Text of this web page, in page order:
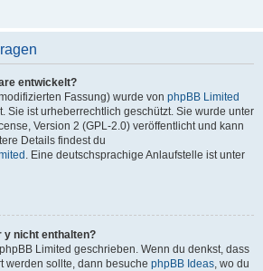
entwickelt?
Fassung) wurde von phpBB Limited
Sie ist urheberrechtlich geschützt. Sie wurde unter
Version 2 (GPL-2.0) veröffentlicht und kann
Details findest du
. Eine deutschsprachige Anlaufstelle ist unter
y nicht enthalten?
Limited geschrieben. Wenn du denkst, dass
werden sollte, dann besuche phpBB Ideas, wo du